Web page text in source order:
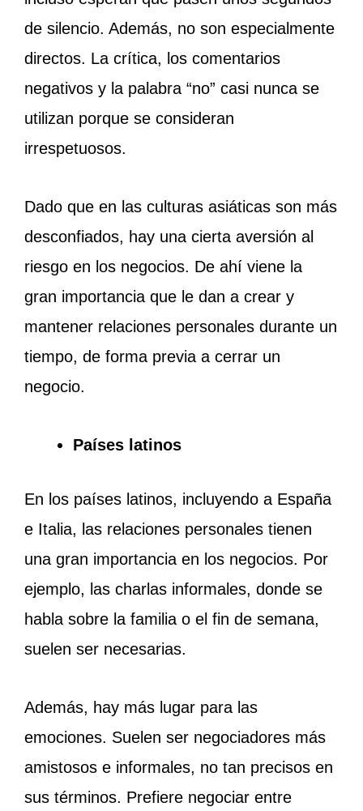
de silencio. Además, no son especialmente
directos. La crítica, los comentarios
negativos y la palabra “no” casi nunca se
utilizan porque se consideran
irrespetuosos.
Dado que en las culturas asiáticas son más
desconfiados, hay una cierta aversión al
riesgo en los negocios. De ahí viene la
gran importancia que le dan a crear y
mantener relaciones personales durante un
tiempo, de forma previa a cerrar un
negocio.
Países latinos
En los países latinos, incluyendo a España
e Italia, las relaciones personales tienen
una gran importancia en los negocios. Por
ejemplo, las charlas informales, donde se
habla sobre la familia o el fin de semana,
suelen ser necesarias.
Además, hay más lugar para las
emociones. Suelen ser negociadores más
amistosos e informales, no tan precisos en
sus términos. Prefiere negociar entre